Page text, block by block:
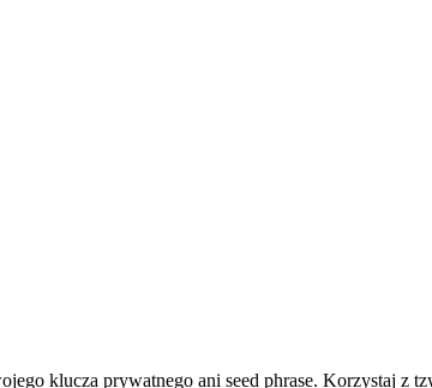
klucza prywatnego ani seed phrase. Korzystaj